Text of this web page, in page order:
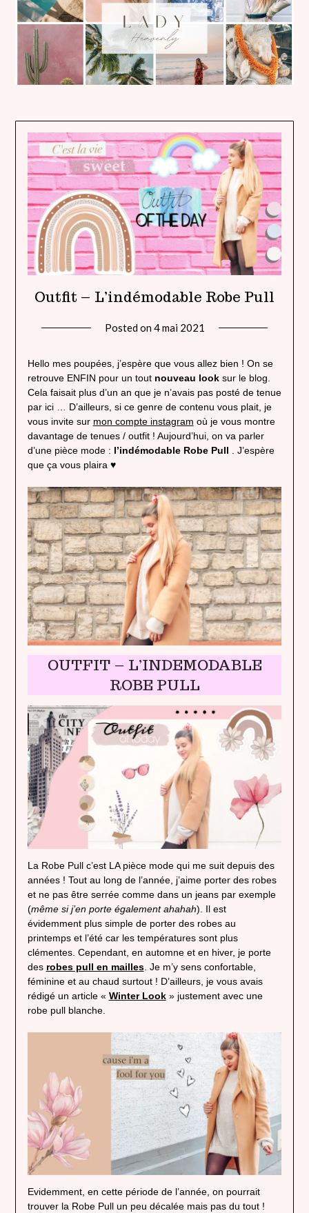
Outfit – L’indémodable Robe Pull
Posted on4 mai 2021
heavenly
Hello mes poupées, j’espère que vous allez bien ! On se
retrouve ENFIN pour un tout nouveau looksur le blog.
Cela faisait plus d’un an que je n’avais pas posté de tenue
par ici … D’ailleurs, si ce genre de contenu vous plait, je
vous invite sur mon compte instagram où je vous montre
davantage de tenues / outfit ! Aujourd’hui, on va parler
d’une pièce mode : l’indémodable Robe Pull . J’espère
que ça vous plaira ♥
OUTFIT – L’INDEMODABLE
ROBE PULL
La Robe Pull c’est LA pièce mode qui me suit depuis des
années ! Tout au long de l’année, j’aime porter des robes
et ne pas être serrée comme dans un jeans par exemple
(même si j’en porte également ahahah). Il est
évidemment plus simple de porter des robes au
printemps et l’été car les températures sont plus
clémentes. Cependant, en automne et en hiver, je porte
des robes pull en mailles. Je m’y sens confortable,
féminine et au chaud surtout ! D’ailleurs, je vous avais
rédigé un article « Winter Look» justement avec une
robe pull blanche.
Evidemment, en cette période de l’année, on pourrait
trouver la Robe Pull un peu décalée mais pas du tout !